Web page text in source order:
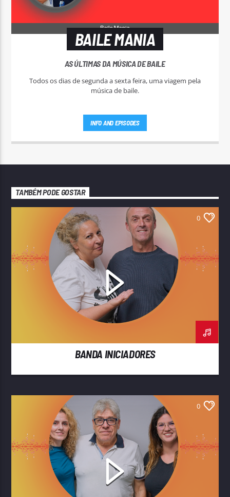
BAILE MANIA
AS ÚLTIMAS DA MÚSICA DE BAILE
Todos os dias de segunda a sexta feira, uma viagem pela
música de baile.
INFO AND EPISODES
TAMBÉM PODE GOSTAR
0
BANDA INICIADORES
0